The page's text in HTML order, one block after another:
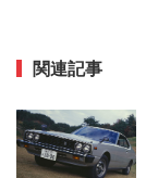
関連記事